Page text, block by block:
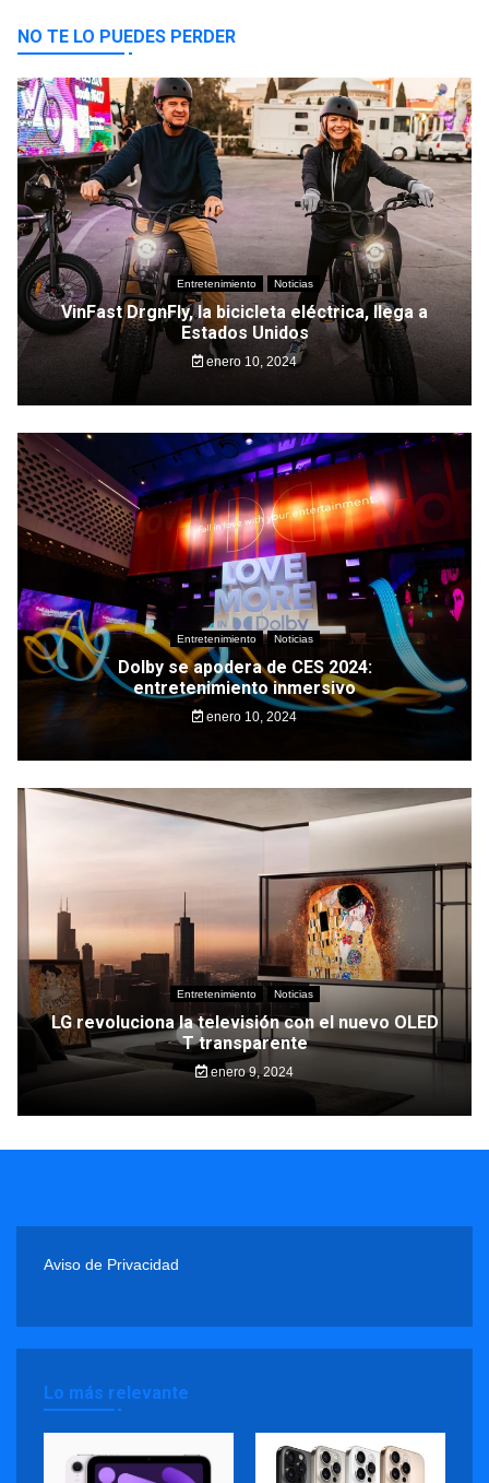
NO TE LO PUEDES PERDER
Entretenimiento Noticias
VinFast DrgnFly, la bicicleta eléctrica, llega a
Estados Unidos
enero 10, 2024
Entretenimiento Noticias
Dolby se apodera de CES 2024:
entretenimiento inmersivo
enero 10, 2024
Entretenimiento Noticias
LG revoluciona la televisión con el nuevo OLED
T transparente
enero 9, 2024
Aviso de Privacidad
Lo más relevante